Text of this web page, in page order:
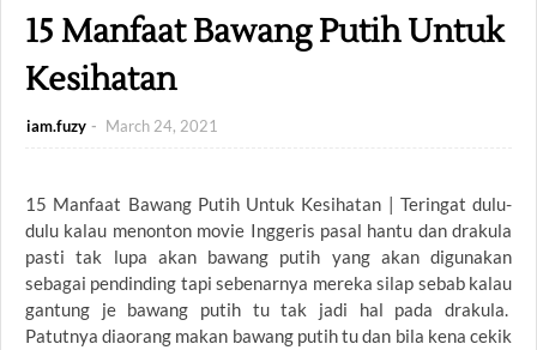
15 Manfaat Bawang Putih Untuk
Kesihatan
iam.fuzy March 24, 2021
15 Manfaat Bawang Putih Untuk Kesihatan | Teringat dulu-
dulu kalau menonton movie Inggeris pasal hantu dan drakula
pasti tak lupa akan bawang putih yang akan digunakan
sebagai pendinding tapi sebenarnya mereka silap sebab kalau
gantung je bawang putih tu tak jadi hal pada drakula.
Patutnya diaorang makan bawang putih tu dan bila kena cekik